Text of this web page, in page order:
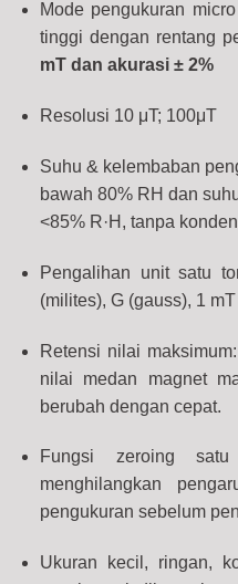
Mode pengukuran
tinggi dengan rentang
mT dan akurasi ± 2%
Resolusi 10 μT; 100μT
Suhu & kelembaban
bawah 80% RH dan
<85% R·H, tanpa
Pengalihan unit satu
(milites), G (gauss), 1
Retensi nilai
nilai medan magnet
berubah dengan cepat.
Fungsi zeroing
menghilangkan
pengukuran sebelum
Ukuran kecil, ringan,